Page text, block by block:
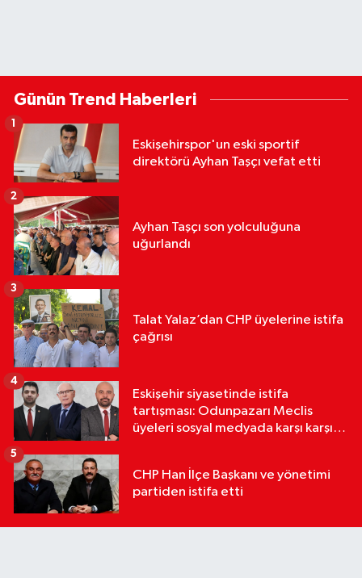
Günün Trend Haberleri
Eskişehirspor'un eski sportif
direktörü Ayhan Taşçı vefat etti
1
Ayhan Taşçı son yolculuğuna
uğurlandı
2
Talat Yalaz’dan CHP üyelerine istifa
çağrısı
3
Eskişehir siyasetinde istifa
tartışması: Odunpazarı Meclis
üyeleri sosyal medyada karşı karşıya
4
CHP Han İlçe Başkanı ve yönetimi
partiden istifa etti
5